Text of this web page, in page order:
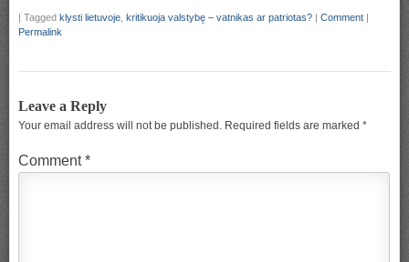
| Tagged klysti lietuvoje kritikuoja valstybę – vatnikas ar patriotas? | Comment |
Permalink
Leave a Reply
Your email address will not be published. Required fields are marked *
Comment*